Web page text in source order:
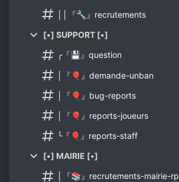
││『🔧』recrutements
[•] SUPPORT [•]
╭『💾』question
│『🎈』demande-unban
│『🎈』bug-reports
│『🎈』reports-joueurs
╰『🎈』reports-staff
[•] MAIRIE [•]
│『📚』recrutements-mairie-rp